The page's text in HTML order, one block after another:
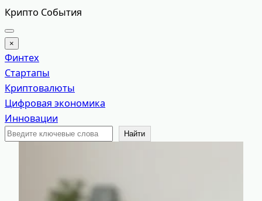
Перейти
к
содержимому
Крипто События
×
Финтех
Стартапы
Криптовалюты
Цифровая экономика
Инновации
Поиск
Найти